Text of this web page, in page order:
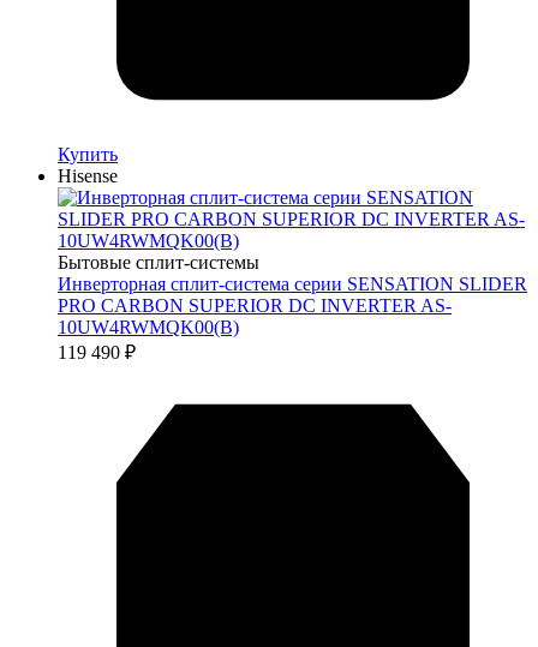
Купить
Hisense
Бытовые сплит-системы
Инверторная сплит-система серии SENSATION SLIDER
PRO CARBON SUPERIOR DC INVERTER AS-
10UW4RWMQK00(B)
119 490 ₽